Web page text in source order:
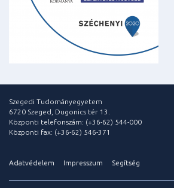
Szegedi Tudományegyetem
6720 Szeged, Dugonics tér 13.
Központi telefonszám: (+36-62) 544-000
Központi fax: (+36-62) 546-371
Adatvédelem Impresszum Segítség